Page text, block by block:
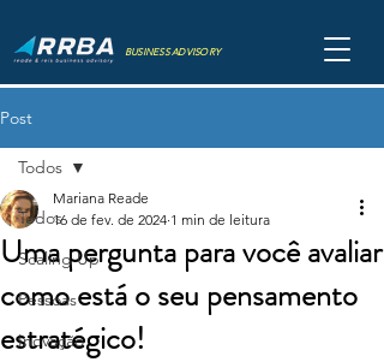
BUSINESS ADVISORY
Post
Todos
Scaling Up
Pessoas
Inovação
Todos
Uma pergunta para você avaliar
como está o seu pensamento
estratégico!
Mariana Reade
16 de fev. de 2024 1 min de leitura